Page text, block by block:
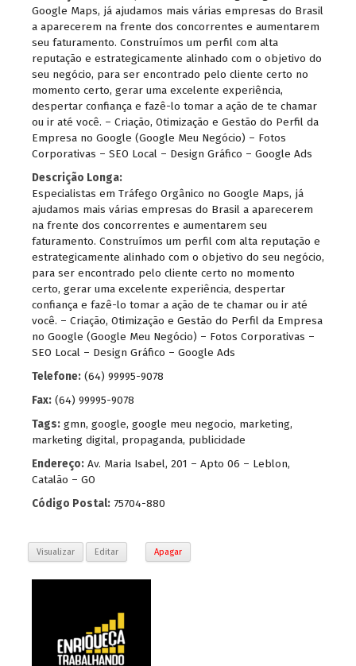
Google Maps, já ajudamos mais várias empresas do Brasil
a aparecerem na frente dos concorrentes e aumentarem
seu faturamento. Construímos um perfil com alta
reputação e estrategicamente alinhado com o objetivo do
seu negócio, para ser encontrado pelo cliente certo no
momento certo, gerar uma excelente experiência,
despertar confiança e fazê-lo tomar a ação de te chamar
ou ir até você. – Criação, Otimização e Gestão do Perfil da
Empresa no Google (Google Meu Negócio) – Fotos
Corporativas – SEO Local – Design Gráfico – Google Ads
Descrição Longa:
Especialistas em Tráfego Orgânico no Google Maps, já
ajudamos mais várias empresas do Brasil a aparecerem
na frente dos concorrentes e aumentarem seu
faturamento. Construímos um perfil com alta reputação e
estrategicamente alinhado com o objetivo do seu negócio,
para ser encontrado pelo cliente certo no momento
certo, gerar uma excelente experiência, despertar
confiança e fazê-lo tomar a ação de te chamar ou ir até
você. – Criação, Otimização e Gestão do Perfil da Empresa
no Google (Google Meu Negócio) – Fotos Corporativas –
SEO Local – Design Gráfico – Google Ads
Telefone: (64) 99995-9078
Fax: (64) 99995-9078
Tags: gmn, google, google meu negocio, marketing,
marketing digital, propaganda, publicidade
Endereço: Av. Maria Isabel, 201 – Apto 06 – Leblon,
Catalão – GO
Código Postal: 75704-880
Visualizar Editar Apagar